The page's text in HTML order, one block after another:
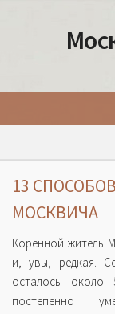
Факты о Москве
Москва
13
МОСКВИЧА
Коренной житель
и, увы, редкая.
осталось
постепенно